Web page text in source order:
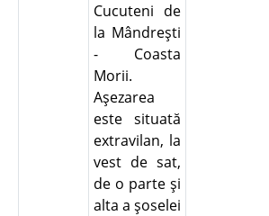
Cucuteni de
la Mândreşti
- Coasta
Morii.
Aşezarea
este situată
extravilan, la
vest de sat,
de o parte şi
alta a şoselei